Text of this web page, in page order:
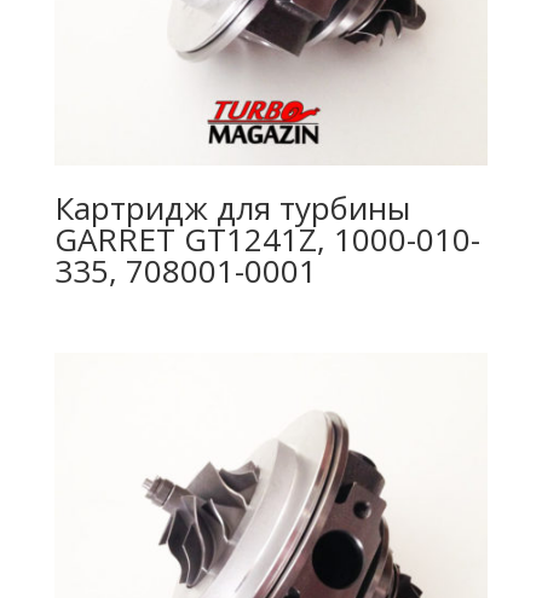
Картридж для турбины
GARRET GT1241Z, 1000-010-
335, 708001-0001